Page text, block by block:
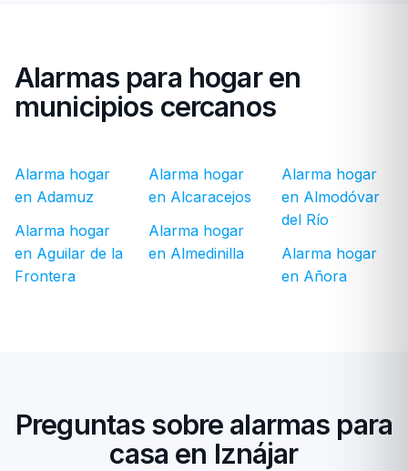
Alarmas para hogar en
municipios cercanos
Alarma hogar
en Adamuz
Alarma hogar
en Aguilar de la
Frontera
Alarma hogar
en Alcaracejos
Alarma hogar
en Almedinilla
Alarma hogar
en Almodóvar
del Río
Alarma hogar
en Añora
Preguntas sobre alarmas para
casa en Iznájar